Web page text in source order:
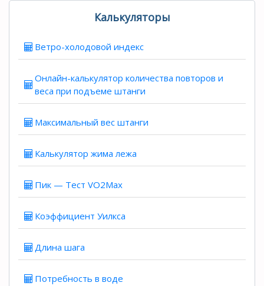
Калькуляторы
Ветро-холодовой индекс
Онлайн-калькулятор количества повторов и
веса при подъеме штанги
Максимальный вес штанги
Калькулятор жима лежа
Пик — Тест VO2Max
Коэффициент Уилкса
Длина шага
Потребность в воде